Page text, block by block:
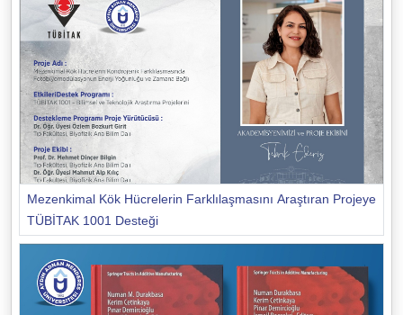
Mezenkimal Kök Hücrelerin Farklılaşmasını Araştıran Projeye
TÜBİTAK 1001 Desteği